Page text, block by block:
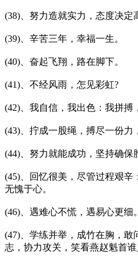
(38)、努力造就实力，态度决定
(39)、辛苦三年，幸福一生。
(40)、奋起飞翔，路在脚下。
(41)、不经风雨，怎见彩虹?
(42)、我自信，我出色：我拼搏
(43)、拧成一股绳，搏尽一份力
(44)、努力就能成功，坚持确保
(45)、回忆很美，尽管过程艰
无愧于心。
(46)、遇难心不慌，遇易心更细。
(47)、学练并举，成竹在胸，敢
志，协力攻关，笑看燕赵魁首